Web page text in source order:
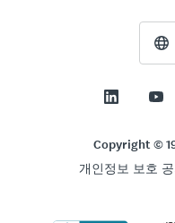
지원서 관리
Net Promoter
모든 기본서식
영업팀에 문의
파트너십 프로그램
오차 한계 계산기
표본 크기 계산기
리커트 척도
이상과 사명
소셜 임팩트 및 포
채용 정보
채용정보
Copyright ©
개인정보 보호